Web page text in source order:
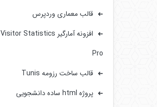
قالب معماری وردپرس
افزونه آمارگیر Visitor Statistics
Pro
قالب ساخت رزومه Tunis
پروژه html ساده دانشجویی